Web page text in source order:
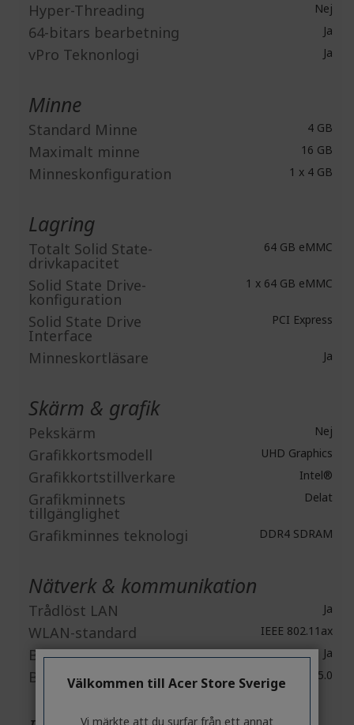
Hyper-Threading Nej
64-bitars bearbetning Ja
vPro Teknonlogi Ja
Minne
Standard Minne 4 GB
Maximalt minne 16 GB
Minneskonfiguration 1 x 4 GB
Lagring
Totalt Solid State-
drivkapacitet
64 GB eMMC
Solid State Drive-
konfiguration
1 x 64 GB eMMC
Solid State Drive
Interface
PCI Express
Minneskortläsare Ja
Skärm & grafik
Pekskärm Nej
Grafikkortsmodell UHD Graphics
Grafikkortstillverkare Intel®
Grafikminnets
tillgänglighet
Delat
Grafikminnes teknologi DDR4 SDRAM
Nätverk & kommunikation
Trådlöst LAN Ja
WLAN-standard IEEE 802.11ax
Bluetooth Ja
Bluetooth Standard Bluetooth 5.0
Välkommen till Acer Store Sverige
Vi märkte att du surfar från ett annat